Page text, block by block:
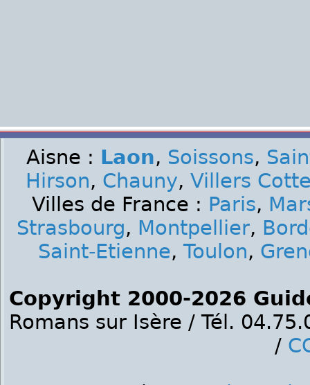
Aisne : Laon, Soissons,
Hirson, Chauny, Villers
Villes de France : Paris,
Strasbourg, Montpellier,
Saint-Etienne, Toulon,
Copyright 2000-2026
Romans sur Isère / Tél.
/